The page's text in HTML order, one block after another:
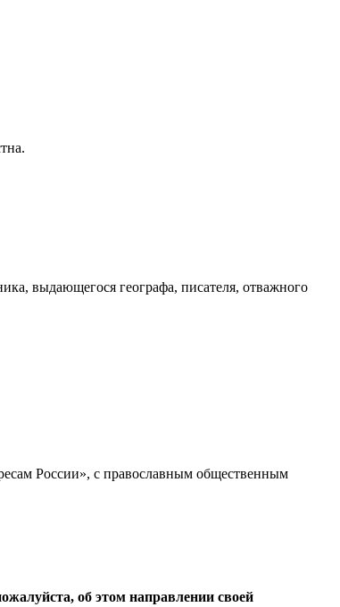
выдающегося географа, писателя, отважного
России», с православным общественным
об этом направлении своей